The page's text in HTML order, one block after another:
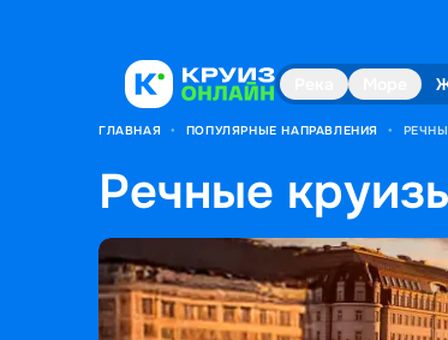
ГЛАВНАЯ • ПОПУЛЯРНЫЕ НАПРАВЛЕНИЯ •
Речные